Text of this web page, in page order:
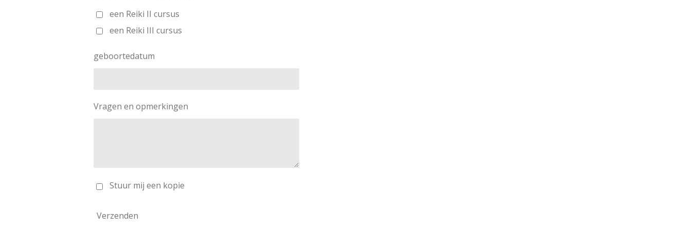
een Reiki II cursus
een Reiki III cursus
geboortedatum
Vragen en opmerkingen
Stuur mij een kopie
Verzenden